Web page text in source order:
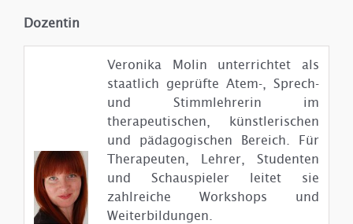
Dozentin
Veronika Molin unterrichtet als
staatlich geprüfte Atem-, Sprech-
und Stimmlehrerin im
therapeutischen, künstlerischen
und pädagogischen Bereich. Für
Therapeuten, Lehrer, Studenten
und Schauspieler leitet sie
zahlreiche Workshops und
Weiterbildungen.